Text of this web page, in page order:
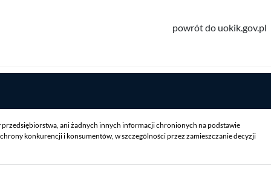
powrót do uokik.gov.pl
ani żadnych innych informacji chronionych na podstawie
konkurencji i konsumentów, w szczególności przez zamieszczanie decyzji